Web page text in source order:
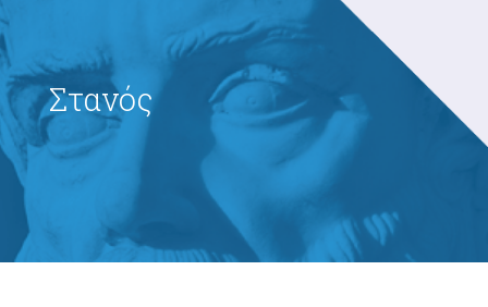
Στανός